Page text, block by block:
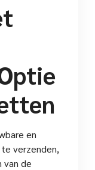
en
verzenden,
van de